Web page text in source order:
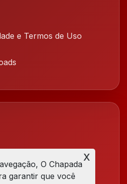
e Termos de Uso
O Chapada
garantir que você
x